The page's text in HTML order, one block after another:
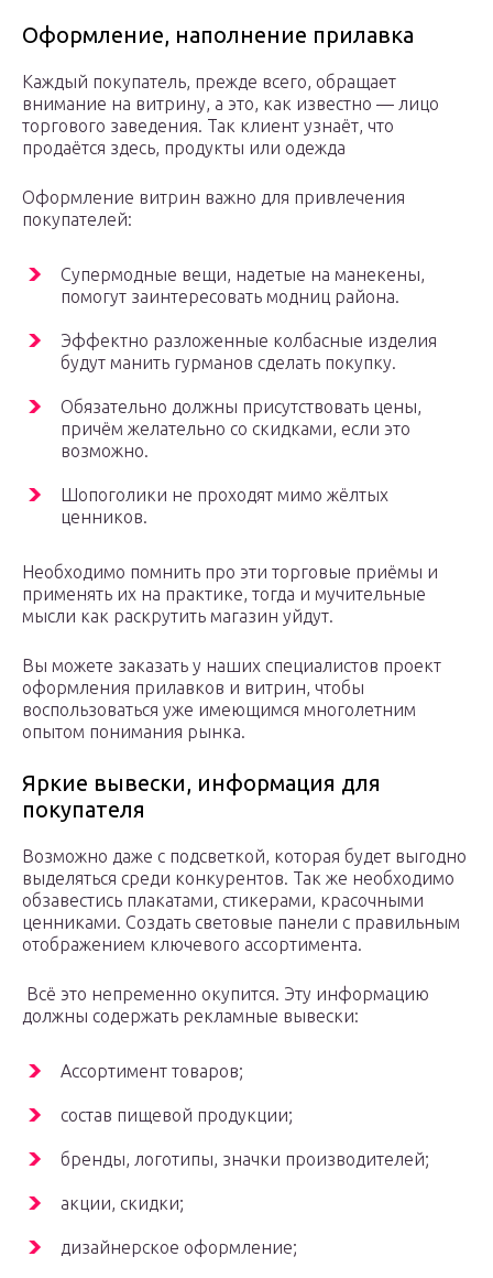
Оформление, наполнение прилавка
Каждый покупатель, прежде всего, обращает
внимание на витрину, а это, как известно — лицо
торгового заведения. Так клиент узнаёт, что
продаётся здесь, продукты или одежда
Оформление витрин важно для привлечения
покупателей:
Супермодные вещи, надетые на манекены,
помогут заинтересовать модниц района.
Эффектно разложенные колбасные изделия
будут манить гурманов сделать покупку.
Обязательно должны присутствовать цены,
причём желательно со скидками, если это
возможно.
Шопоголики не проходят мимо жёлтых
ценников.
Необходимо помнить про эти торговые приёмы и
применять их на практике, тогда и мучительные
мысли как раскрутить магазин уйдут.
Вы можете заказать у наших специалистов проект
оформления прилавков и витрин, чтобы
воспользоваться уже имеющимся многолетним
опытом понимания рынка.
Яркие вывески, информация для
покупателя
Возможно даже с подсветкой, которая будет выгодно
выделяться среди конкурентов. Так же необходимо
обзавестись плакатами, стикерами, красочными
ценниками. Создать световые панели с правильным
отображением ключевого ассортимента.
Всё это непременно окупится. Эту информацию
должны содержать рекламные вывески:
Ассортимент товаров;
состав пищевой продукции;
бренды, логотипы, значки производителей;
акции, скидки;
дизайнерское оформление;